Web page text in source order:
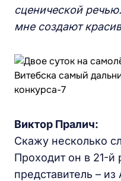
сценической
мне создают
Виктор Пралич:
Скажу несколько
Проходит он в 21-
представитель –